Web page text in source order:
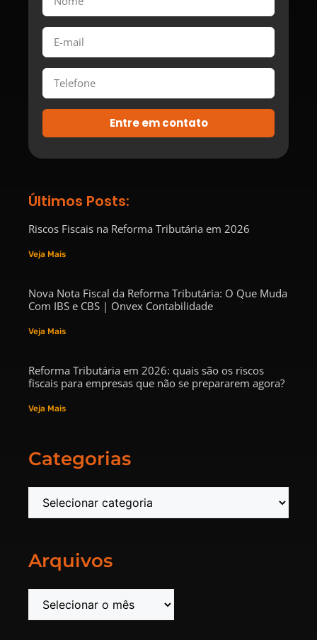
Entre em contato
Últimos Posts:
Riscos Fiscais na Reforma Tributária em 2026
Veja Mais
Nova Nota Fiscal da Reforma Tributária: O Que Muda
Com IBS e CBS | Onvex Contabilidade
Veja Mais
Reforma Tributária em 2026: quais são os riscos
fiscais para empresas que não se prepararem agora?
Veja Mais
Categorias
Arquivos